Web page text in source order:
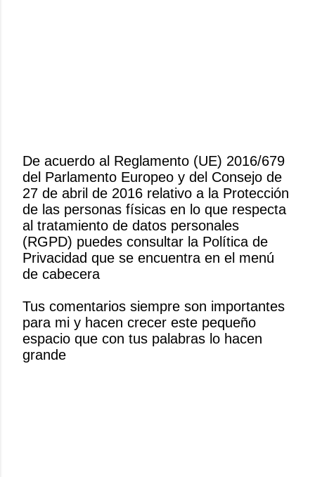
P
u
b
l
i
c
a
u
n
c
o
De acuerdo al Reglamento (UE) 2016/679
del Parlamento Europeo y del Consejo de
27 de abril de 2016 relativo a la Protección
de las personas físicas en lo que respecta
al tratamiento de datos personales
(RGPD) puedes consultar la Política de
Privacidad que se encuentra en el menú
de cabecera
Tus comentarios siempre son importantes
para mi y hacen crecer este pequeño
espacio que con tus palabras lo hacen
grande